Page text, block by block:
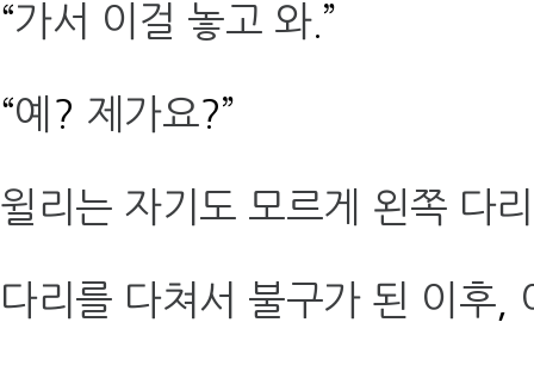
“가서 이걸 놓고 와.”
“예 ? 제가요?”
윌리는 자기도 모르게 왼쪽 다
다리를 다쳐서 불구가 된 이후